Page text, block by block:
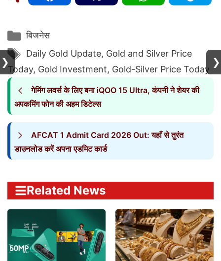
Categories
बिजनेस
Tags
Daily Gold Update, Gold and Silver Price
Today, Gold Investment, Gold-Silver Price Today
गेमिंग लवर्स के लिए बना iQOO 15 Ultra, कंपनी ने शेयर की
अपकमिंग फोन की अहम डिटेल्स
AFCAT 1 Admit Card 2026 Out: यहाँ से तुरंत
डाउनलोड करें अपना एडमिट कार्ड
Related News
❯ ❯